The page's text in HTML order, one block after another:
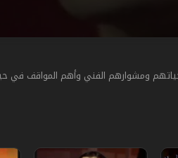
ومشوارهم الفني وأهم المواقف في